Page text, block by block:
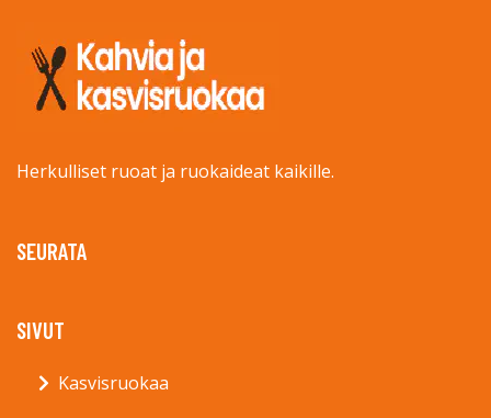
Herkulliset ruoat ja ruokaideat kaikille.
SEURATA
SIVUT
Kasvisruokaa